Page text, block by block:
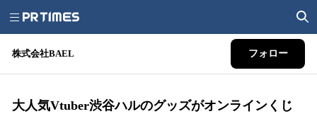
株式会社BAEL フォロー
大人気Vtuber渋谷ハルのグッズがオンラインくじ